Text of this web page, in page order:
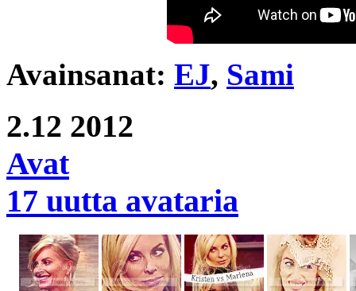
Avainsanat: EJ, Sami
2.12 2012
Avat
17 uutta avataria